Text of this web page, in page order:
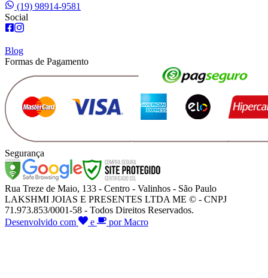
(19) 98914-9581
Social
Blog
Formas de Pagamento
Segurança
Rua Treze de Maio, 133 - Centro - Valinhos - São Paulo
LAKSHMI JOIAS E PRESENTES LTDA ME © - CNPJ
71.973.853/0001-58 - Todos Direitos Reservados.
Desenvolvido com
e por Macro